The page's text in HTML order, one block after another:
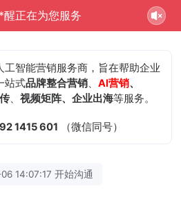
醒正在为您服务
智能营销服务商，旨在帮助企业
站式品牌整合营销、AI营销、
、视频矩阵、企业出海等服务。
1415 601 （微信同号）
14:07:17 开始沟通